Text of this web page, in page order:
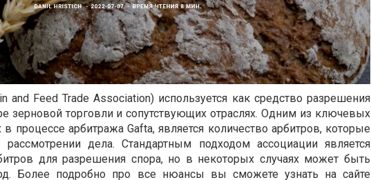
and Feed Trade Association) используется как средство разрешения
зерновой торговли и сопутствующих отраслях. Одним из ключевых
процессе арбитража Gafta, является количество арбитров, которые
дела. Стандартным подходом ассоциации является
для разрешения спора, но в некоторых случаях может быть
Более подробно про все нюансы вы сможете узнать на сайте